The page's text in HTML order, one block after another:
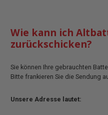
Wie kann ich
zurückschicken?
Sie können Ihre gebrauchten
Bitte frankieren Sie die Sendung
Unsere Adresse lautet: